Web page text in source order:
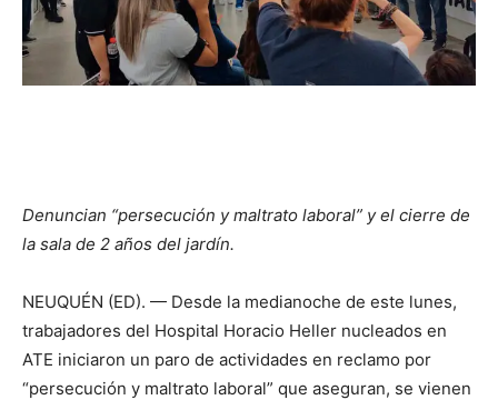
Denuncian “persecución y maltrato laboral” y el cierre de
la sala de 2 años del jardín.
NEUQUÉN (ED). — Desde la medianoche de este lunes,
trabajadores del Hospital Horacio Heller nucleados en
ATE iniciaron un paro de actividades en reclamo por
“persecución y maltrato laboral” que aseguran, se vienen